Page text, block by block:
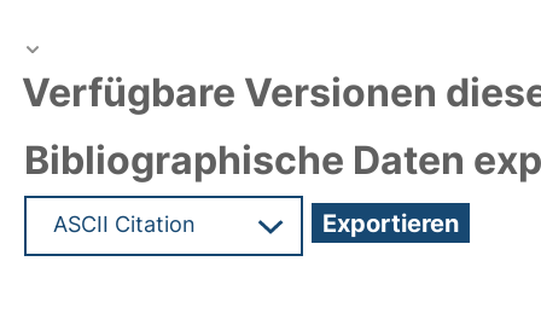
Verfügbare Versionen
Bibliographische Daten